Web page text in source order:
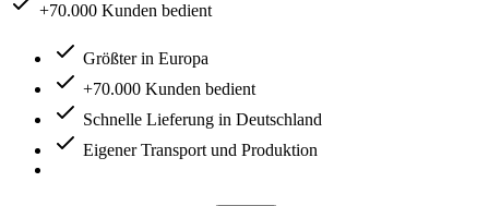
Schnelle Lieferung in Deutschland
Größter in Europa
+70.000 Kunden bedient
Schnelle Lieferung in Deutschland
Eigener Transport und Produktion